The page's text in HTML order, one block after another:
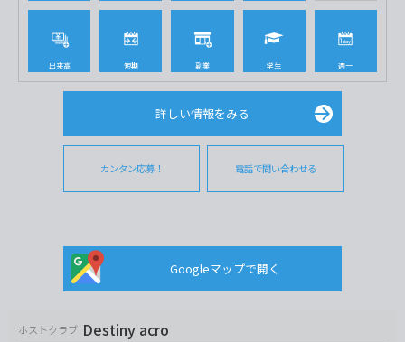
出来高 短期 副業 学生 週一
詳しい情報をみる
カンタン応募！ 電話で問い合わせる
Googleマップで開く
ホストクラブ Destiny acro